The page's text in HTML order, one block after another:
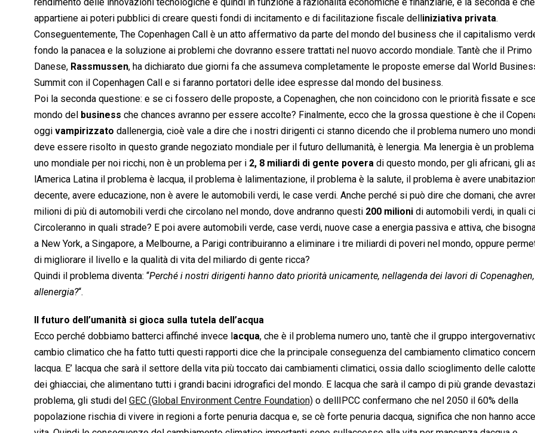
appartiene ai poteri pubblici di creare questi fondi di incitamento e di facilitazione fiscale delliniziativa privata.
Conseguentemente, The Copenhagen Call è un atto affermativo da parte del mondo del business che il capitalismo
fondo la panacea e la soluzione ai problemi che dovranno essere trattati nel nuovo accordo mondiale. Tantè che il
Danese, Rassmussen, ha dichiarato due giorni fa che assumeva completamente le proposte emerse dal World
Summit con il Copenhagen Call e si faranno portatori delle idee espresse dal mondo del business.
Poi la seconda questione: e se ci fossero delle proposte, a Copenaghen, che non coincidono con le priorità fissate e
mondo del business che chances avranno per essere accolte? Finalmente, ecco che la grossa questione è che il
oggi vampirizzato dallenergia, cioè vale a dire che i nostri dirigenti ci stanno dicendo che il problema numero uno
deve essere risolto in questo grande negoziato mondiale per il futuro dellumanità, è lenergia. Ma lenergia è un
uno mondiale per noi ricchi, non è un problema per i 2, 8 miliardi di gente povera di questo mondo, per gli africani, gli
lAmerica Latina il problema è lacqua, il problema è lalimentazione, il problema è la salute, il problema è avere
decente, avere educazione, non è avere le automobili verdi, le case verdi. Anche perché si può dire che domani, che
milioni di più di automobili verdi che circolano nel mondo, dove andranno questi 200 milioni di automobili verdi, in quali
Circoleranno in quali strade? E poi avere automobili verde, case verdi, nuove case a energia passiva e attiva, che
a New York, a Singapore, a Melbourne, a Parigi contribuiranno a eliminare i tre miliardi di poveri nel mondo, oppure
di migliorare il livello e la qualità di vita del miliardo di gente ricca?
Quindi il problema diventa: “Perché i nostri dirigenti hanno dato priorità unicamente, nellagenda dei lavori di Copenaghen,
allenergia?“.
Il futuro dell’umanità si gioca sulla tutela dell’acqua
Ecco perché dobbiamo batterci affinché invece lacqua, che è il problema numero uno, tantè che il gruppo
cambio climatico che ha fatto tutti questi rapporti dice che la principale conseguenza del cambiamento climatico
lacqua. E’ lacqua che sarà il settore della vita più toccato dai cambiamenti climatici, ossia dallo scioglimento delle
dei ghiacciai, che alimentano tutti i grandi bacini idrografici del mondo. E lacqua che sarà il campo di più grande
problema, gli studi del GEC (Global Environment Centre Foundation) o dellIPCC confermano che nel 2050 il 60% della
popolazione rischia di vivere in regioni a forte penuria dacqua e, se cè forte penuria dacqua, significa che non hanno